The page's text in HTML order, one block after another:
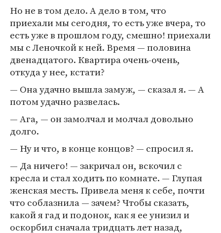
Но не в том дело. А дело в том, что
приехали мы сегодня, то есть уже вчера, то
есть уже в прошлом году, смешно! приехали
мы с Леночкой к ней. Время — половина
двенадцатого. Квартира очень-очень,
откуда у нее, кстати?
— Она удачно вышла замуж, — сказал я. — А
потом удачно развелась.
— Ага, — он замолчал и молчал довольно
долго.
— Ну и что, в конце концов? — спросил я.
— Да ничего! — закричал он, вскочил с
кресла и стал ходить по комнате. — Глупая
женская месть. Привела меня к себе, почти
что соблазнила — зачем? Чтобы сказать,
какой я гад и подонок, как я ее унизил и
оскорбил сначала тридцать лет назад,